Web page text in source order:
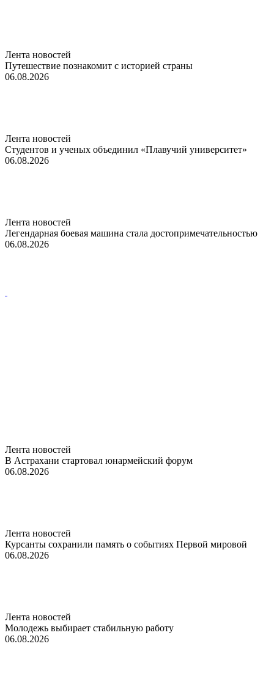
Лента новостей
Путешествие познакомит с историей страны
06.08.2026
Лента новостей
Студентов и ученых объединил «Плавучий университет»
06.08.2026
Лента новостей
Легендарная боевая машина стала достопримечательностью
06.08.2026
Лента новостей
В Астрахани стартовал юнармейский форум
06.08.2026
Лента новостей
Курсанты сохранили память о событиях Первой мировой
06.08.2026
Лента новостей
Молодежь выбирает стабильную работу
06.08.2026